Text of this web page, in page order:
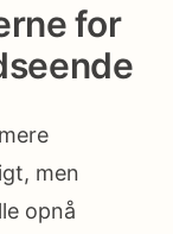
for
men
opnå